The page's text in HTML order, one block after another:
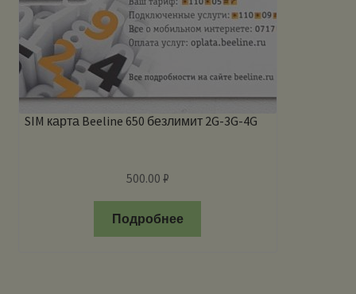
SIM карта Beeline 650 безлимит 2G-3G-4G
500.00 ₽
Подробнее